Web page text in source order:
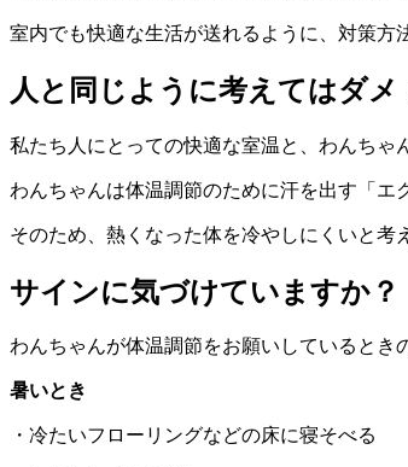
室内でも快適な生活が送れるように、対策方
人と同じように考えてはダメ
私たち人にとっての快適な室温と、わんちゃ
わんちゃんは体温調節のために汗を出す「エ
そのため、熱くなった体を冷やしにくいと考
サインに気づけていますか？
わんちゃんが体温調節をお願いしているとき
暑いとき
・冷たいフローリングなどの床に寝そべる